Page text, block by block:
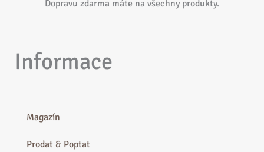
Dopravu zdarma máte na všechny produkty.
Informace
Magazín
Prodat & Poptat